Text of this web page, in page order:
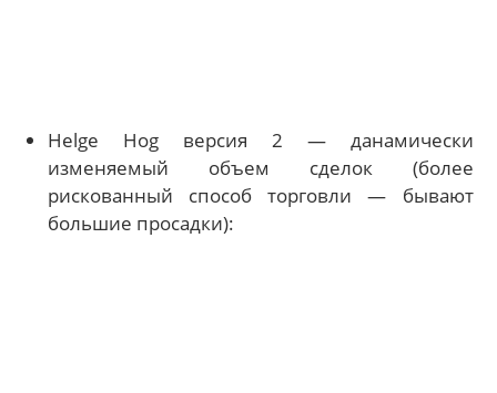
Helge Hog версия 2 — данамически
изменяемый объем сделок (более
рискованный способ торговли — бывают
большие просадки):